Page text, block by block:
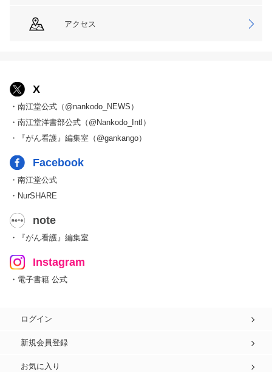
アクセス
X
・南江堂公式（@nankodo_NEWS）
・南江堂洋書部公式（@Nankodo_Intl）
・『がん看護』編集室（@gankango）
Facebook
・南江堂公式
・NurSHARE
note
・『がん看護』編集室
Instagram
・電子書籍 公式
ログイン
新規会員登録
お気に入り